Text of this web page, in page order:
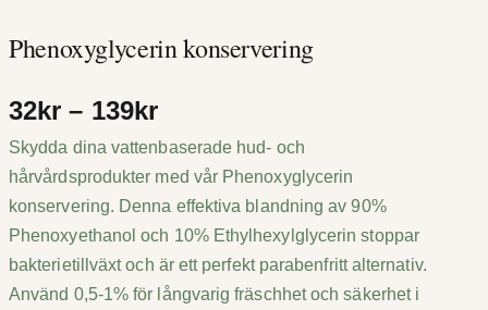
Phenoxyglycerin konservering
32kr – 139krP
r
i
s
i
Skydda dina vattenbaserade hud- och
hårvårdsprodukter med vår Phenoxyglycerin
konservering. Denna effektiva blandning av 90%
Phenoxyethanol och 10% Ethylhexylglycerin stoppar
bakterietillväxt och är ett perfekt parabenfritt alternativ.
Använd 0,5-1% för långvarig fräschhet och säkerhet i